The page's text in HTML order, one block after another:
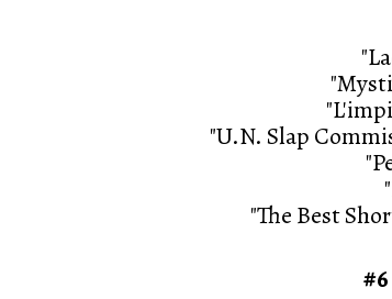
"U.N. Slap
"The Best